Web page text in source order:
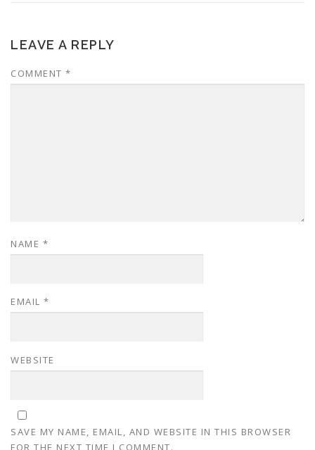
LEAVE A REPLY
COMMENT *
NAME *
EMAIL *
WEBSITE
SAVE MY NAME, EMAIL, AND WEBSITE IN THIS BROWSER
FOR THE NEXT TIME I COMMENT.